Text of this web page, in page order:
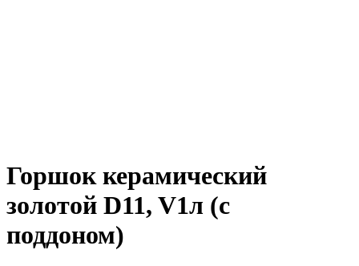
Горшок керамический
золотой D11, V1л (с
поддоном)